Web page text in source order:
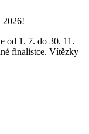
2026!
od 1. 7. do 30. 11.
finalistce. Vítězky